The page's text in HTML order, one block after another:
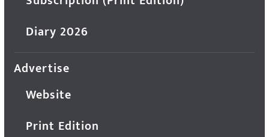
Diary 2026
Advertise
Website
Print Edition